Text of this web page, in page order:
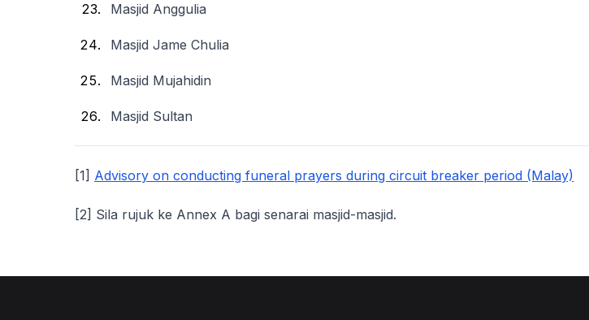
Masjid Anggulia
Masjid Jame Chulia
Masjid Mujahidin
Masjid Sultan
[1] Advisory on conducting funeral prayers during circuit breaker period (Malay)
[2] Sila rujuk ke Annex A bagi senarai masjid-masjid.